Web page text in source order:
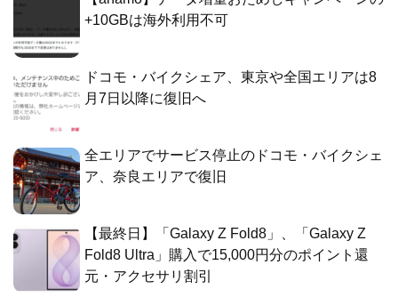
+10GBは海外利用不可
ドコモ・バイクシェア、東京や全国エリアは8
月7日以降に復旧へ
全エリアでサービス停止のドコモ・バイクシェ
ア、奈良エリアで復旧
【最終日】「Galaxy Z Fold8」、「Galaxy Z
Fold8 Ultra」購入で15,000円分のポイント還
元・アクセサリ割引